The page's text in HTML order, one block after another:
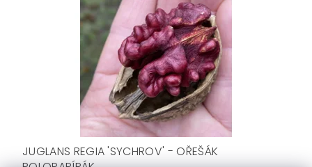
JUGLANS REGIA 'SYCHROV' - OŘEŠÁK